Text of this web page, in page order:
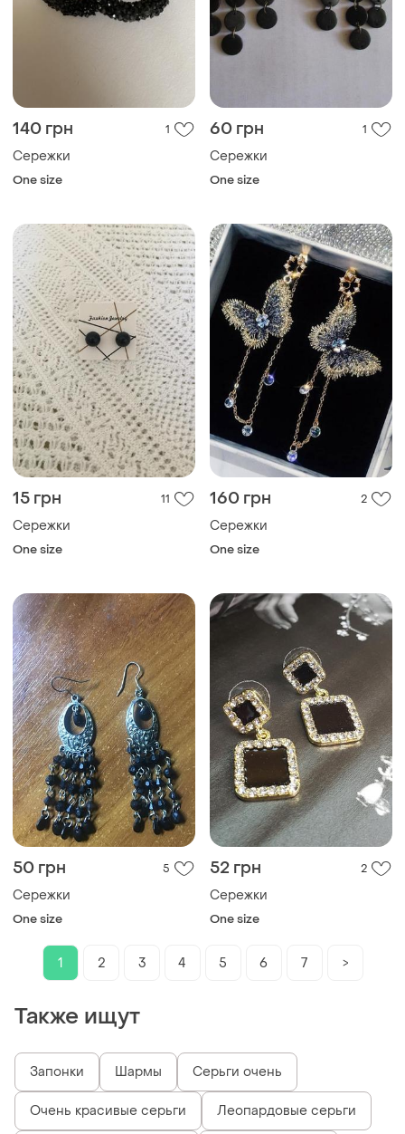
140 грн 1
Сережки
One size
60 грн 1
Сережки
One size
15 грн 11
Сережки
One size
160 грн 2
Сережки
One size
50 грн 5
Сережки
One size
52 грн 2
Сережки
One size
1 2 3 4 5 6 7 >
Также ищут
Запонки Шармы Серьги очень
Очень красивые серьги Леопардовые серьги